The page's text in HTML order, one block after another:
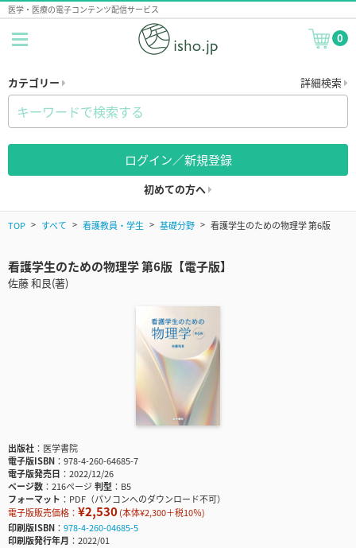
医学・医療の電子コンテンツ配信サービス
0
カテゴリー 詳細検索
ログイン／新規登録
初めての方へ
TOP すべて 看護教員・学生 基礎分野 看護学生のための物理学 第6版
看護学生のための物理学 第6版【電子版】
佐藤 和艮(著)
出版社
医学書院
電子版ISBN
978-4-260-64685-7
電子版発売日
2022/12/26
ページ数
216ページ判型
B5
フォーマット
PDF（パソコンへのダウンロード不可）
電子版販売価格： ¥2,530(本体¥2,300＋税10％)
印刷版ISBN
978-4-260-04685-5
印刷版発行年月
2022/01